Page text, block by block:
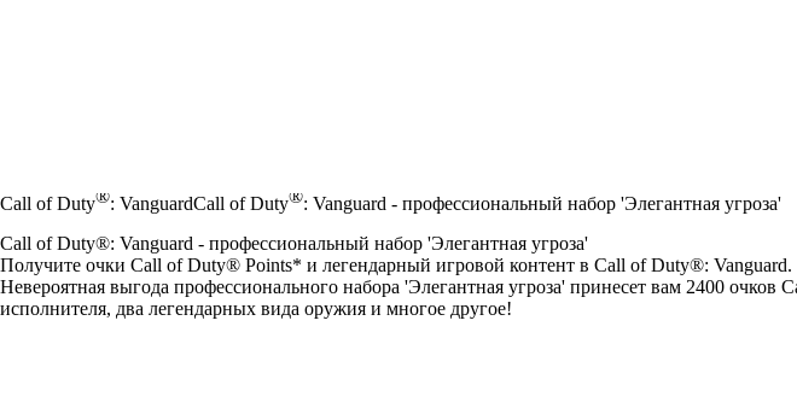
Call of Duty®: VanguardCall of Duty®: Vanguard - профессиональный набор 'Элегантная угроза'
Call of Duty®: Vanguard - профессиональный набор 'Элегантная угроза'
Получите очки Call of Duty® Points* и легендарный игровой контент в Call of Duty®: Vanguard.
Невероятная выгода профессионального набора 'Элегантная угроза' принесет вам 2400
исполнителя, два легендарных вида оружия и многое другое!